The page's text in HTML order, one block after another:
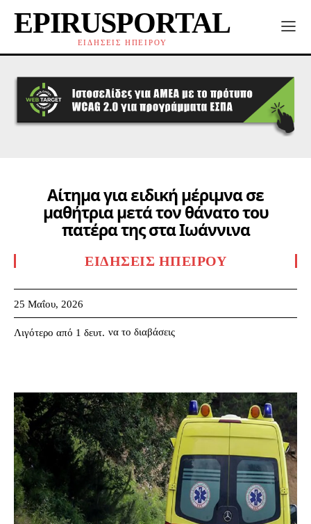
EPIRUSPORTAL
ΕΙΔΗΣΕΙΣ ΗΠΕΙΡΟΥ
Αίτημα για ειδική μέριμνα σε
μαθήτρια μετά τον θάνατο του
πατέρα της στα Ιωάννινα
ΕΙΔΉΣΕΙΣ ΗΠΕΊΡΟΥ
25 Μαΐου, 2026
Λιγότερο από 1 δευτ. να το διαβάσεις